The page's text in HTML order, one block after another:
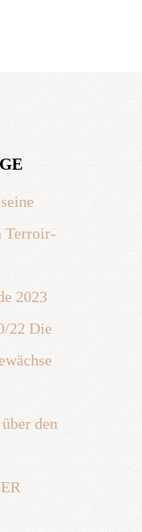
Terroir-
2023
22 Die
den